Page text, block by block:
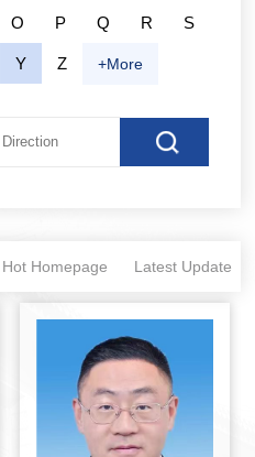
O P Q R S
Y Z +More
Hot Homepage Latest Update